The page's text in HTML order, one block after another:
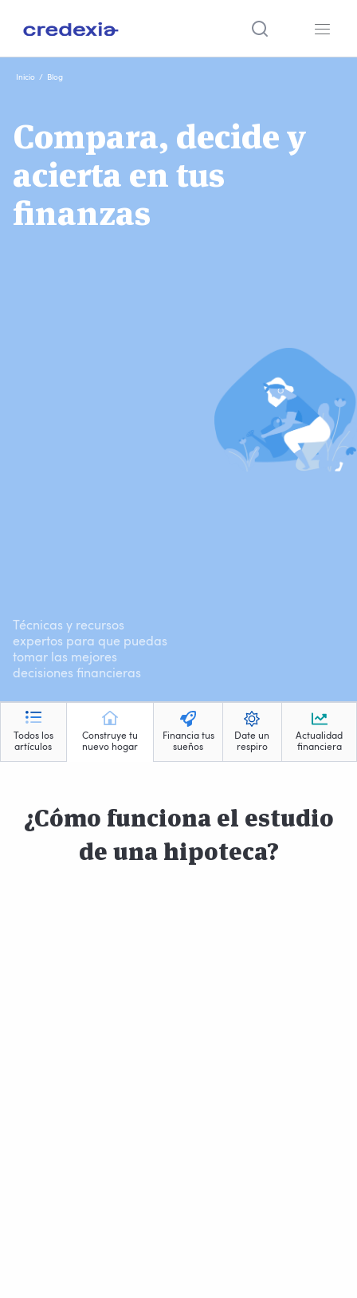
Inicio / Blog
Compara, decide y
acierta en tus
finanzas
Técnicas y recursos
expertos para que puedas
tomar las mejores
decisiones financieras
Todos los
artículos
Construye tu
nuevo hogar
Financia tus
sueños
Date un
respiro
Actualidad
financiera
¿Cómo funciona el estudio
de una hipoteca?